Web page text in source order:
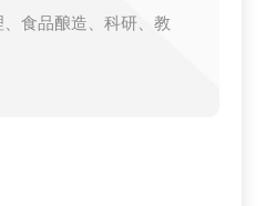
食品酿造、科研、教